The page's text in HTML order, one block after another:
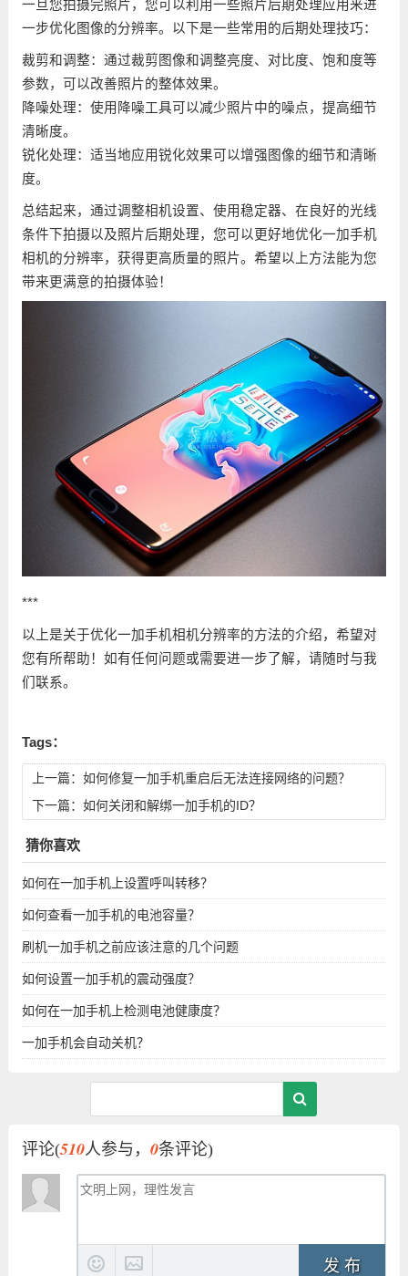
一旦您拍摄完照片，您可以利用一些照片后期处理应用来进
一步优化图像的分辨率。以下是一些常用的后期处理技巧：
裁剪和调整：通过裁剪图像和调整亮度、对比度、饱和度等
参数，可以改善照片的整体效果。
降噪处理：使用降噪工具可以减少照片中的噪点，提高细节
清晰度。
锐化处理：适当地应用锐化效果可以增强图像的细节和清晰
度。
总结起来，通过调整相机设置、使用稳定器、在良好的光线
条件下拍摄以及照片后期处理，您可以更好地优化一加手机
相机的分辨率，获得更高质量的照片。希望以上方法能为您
带来更满意的拍摄体验！
***
以上是关于优化一加手机相机分辨率的方法的介绍，希望对
您有所帮助！如有任何问题或需要进一步了解，请随时与我
们联系。
Tags：
上一篇： 如何修复一加手机重启后无法连接网络的问题？
下一篇： 如何关闭和解绑一加手机的ID？
猜你喜欢
如何在一加手机上设置呼叫转移？
如何查看一加手机的电池容量？
刷机一加手机之前应该注意的几个问题
如何设置一加手机的震动强度？
如何在一加手机上检测电池健康度？
一加手机会自动关机？
评论(510人参与， 0条评论)
发 布